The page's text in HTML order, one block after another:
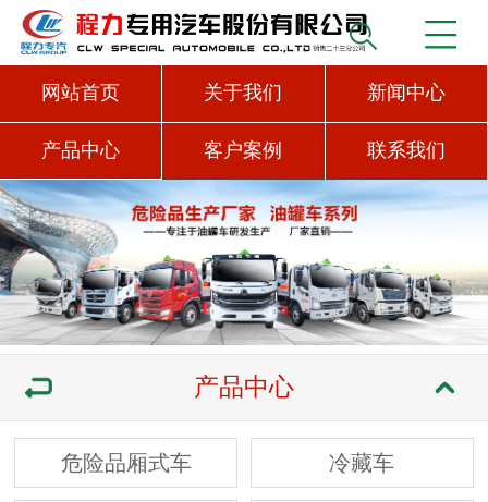
网站首页 关于我们 新闻中心
产品中心 客户案例 联系我们
产品中心
危险品厢式车 冷藏车